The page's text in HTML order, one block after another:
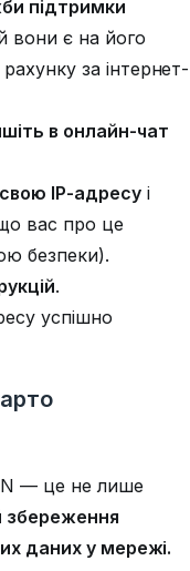
підтримки
вони є на його
за інтернет-
в онлайн-чат
IP-адресуі
вас про це
безпеки).
.
успішно
— це не лише
збереження
даних у мережі.